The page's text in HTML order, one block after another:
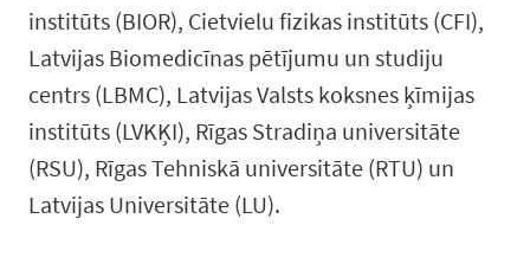
institūts (BIOR), Cietvielu fizikas institūts (CFI),
Latvijas Biomedicīnas pētījumu un studiju
centrs (LBMC), Latvijas Valsts koksnes ķīmijas
institūts (LVKĶI), Rīgas Stradiņa universitāte
(RSU), Rīgas Tehniskā universitāte (RTU) un
Latvijas Universitāte (LU).